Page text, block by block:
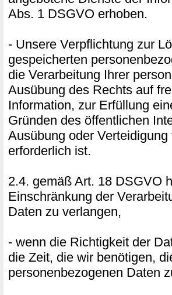
Abs. 1 DSGVO erhoben.
- Unsere Verpflichtung zur
gespeicherten
die Verarbeitung Ihrer
Ausübung des Rechts auf
Information, zur Erfüllung
Gründen des öffentlichen
Ausübung oder
erforderlich ist.
2.4. gemäß Art. 18 DSGVO
Einschränkung der
Daten zu verlangen,
- wenn die Richtigkeit der
die Zeit, die wir benötigen,
personenbezogenen Daten